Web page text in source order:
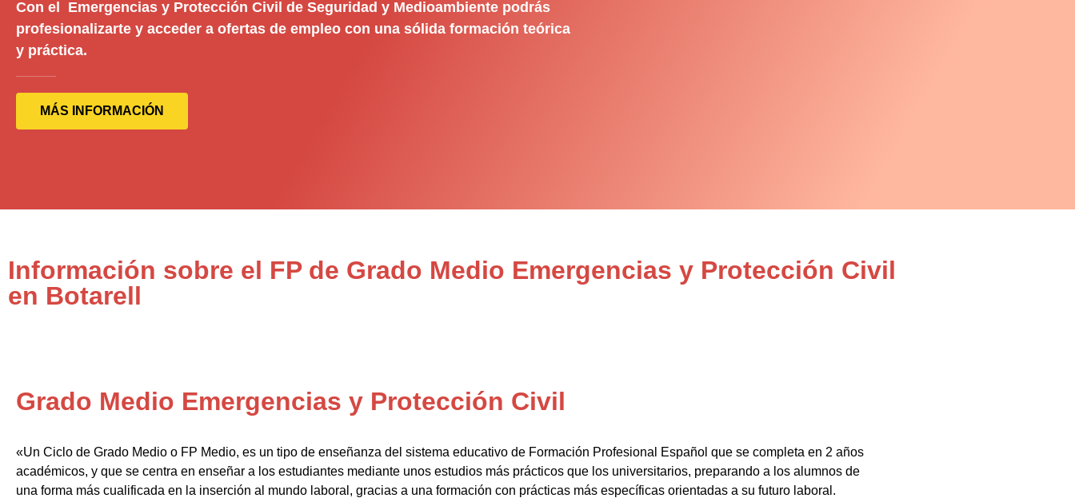
Con el Emergencias y Protección Civil de Seguridad y Medioambiente podrás
profesionalizarte y acceder a ofertas de empleo con una sólida formación teórica
y práctica.
MÁS INFORMACIÓN
Información sobre el FP de Grado Medio Emergencias y Protección Civil
en Botarell
Grado Medio Emergencias y Protección Civil
«Un Ciclo de Grado Medio o FP Medio, es un tipo de enseñanza del sistema educativo de Formación Profesional Español que se completa en 2 años
académicos, y que se centra en enseñar a los estudiantes mediante unos estudios más prácticos que los universitarios, preparando a los alumnos de
una forma más cualificada en la inserción al mundo laboral, gracias a una formación con prácticas más específicas orientadas a su futuro laboral.